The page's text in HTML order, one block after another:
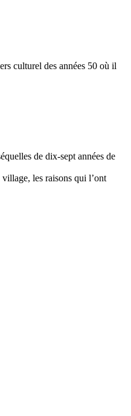
culturel des années 50 où il
de dix-sept années de
les raisons qui l’ont